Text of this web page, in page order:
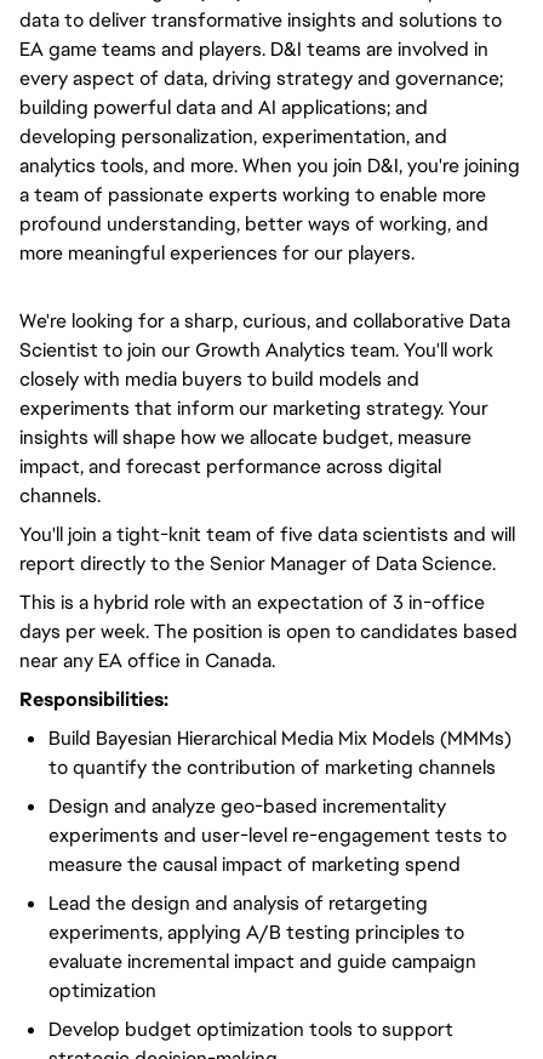
data to deliver transformative insights and solutions to
EA game teams and players. D&I teams are involved in
every aspect of data, driving strategy and governance;
building powerful data and AI applications; and
developing personalization, experimentation, and
analytics tools, and more. When you join D&I, you're joining
a team of passionate experts working to enable more
profound understanding, better ways of working, and
more meaningful experiences for our players.
We're looking for a sharp, curious, and collaborative Data
Scientist to join our Growth Analytics team. You'll work
closely with media buyers to build models and
experiments that inform our marketing strategy. Your
insights will shape how we allocate budget, measure
impact, and forecast performance across digital
channels.
You'll join a tight-knit team of five data scientists and will
report directly to the Senior Manager of Data Science.
This is a hybrid role with an expectation of 3 in-office
days per week. The position is open to candidates based
near any EA office in Canada.
Responsibilities:
Build Bayesian Hierarchical Media Mix Models (MMMs)
to quantify the contribution of marketing channels
Design and analyze geo-based incrementality
experiments and user-level re-engagement tests to
measure the causal impact of marketing spend
Lead the design and analysis of retargeting
experiments, applying A/B testing principles to
evaluate incremental impact and guide campaign
optimization
Develop budget optimization tools to support